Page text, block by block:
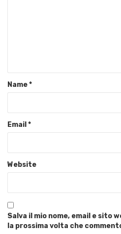
Name*
Email *
Website
Salva il mio nome, email e sito
la prossima volta che